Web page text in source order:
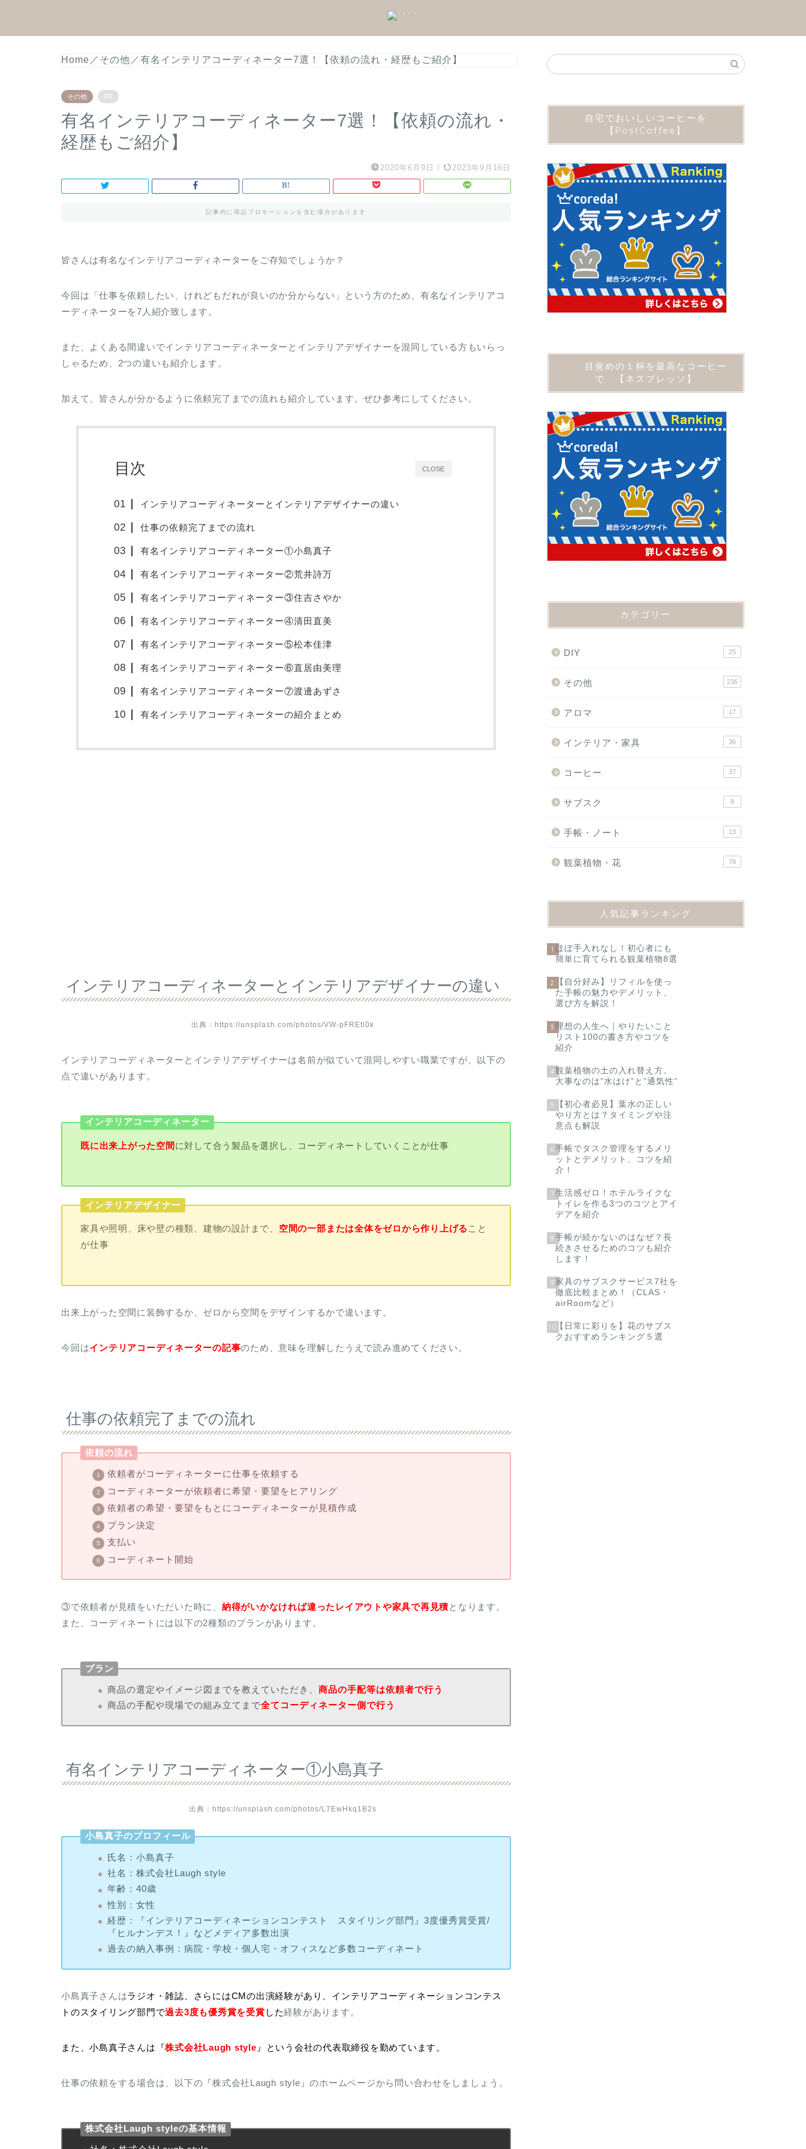
Home ／ その他 ／有名インテリアコーディネーター7選！【依頼の流れ・経歴もご紹介】
その他 PR
有名インテリアコーディネーター7選！【依頼の流れ・
経歴もご紹介】
2020年6月9日 / 2023年9月16日
記事内に商品プロモーションを含む場合があります
皆さんは有名なインテリアコーディネーターをご存知でしょうか？
今回は「仕事を依頼したい、けれどもだれが良いのか分からない」という方のため、有名なインテリアコ
ーディネーターを7人紹介致します。
また、よくある間違いでインテリアコーディネーターとインテリアデザイナーを混同している方もいらっ
しゃるため、2つの違いも紹介します。
加えて、皆さんが分かるように依頼完了までの流れも紹介しています。ぜひ参考にしてください。
CLOSE
目次
インテリアコーディネーターとインテリアデザイナーの違い
仕事の依頼完了までの流れ
有名インテリアコーディネーター①小島真子
有名インテリアコーディネーター②荒井詩万
有名インテリアコーディネーター③住吉さやか
有名インテリアコーディネーター④清田直美
有名インテリアコーディネーター⑤松本佳津
有名インテリアコーディネーター⑥直居由美理
有名インテリアコーディネーター⑦渡邊あずさ
有名インテリアコーディネーターの紹介まとめ
インテリアコーディネーターとインテリアデザイナーの違い
出典：https://unsplash.com/photos/VW-pFREtl0k
インテリアコーディネーターとインテリアデザイナーは名前が似ていて混同しやすい職業ですが、以下の
点で違いがあります。
インテリアコーディネーター
既に出来上がった空間 に対して合う製品を選択し、コーディネートしていくことが仕事
インテリアデザイナー
家具や照明、床や壁の種類、建物の設計まで、 空間の一部または全体をゼロから作り上げる こと
が仕事
出来上がった空間に装飾するか、ゼロから空間をデザインするかで違います。
今回はインテリアコーディネーターの記事のため、意味を理解したうえで読み進めてください。
仕事の依頼完了までの流れ
依頼の流れ
依頼者がコーディネーターに仕事を依頼する
コーディネーターが依頼者に希望・要望をヒアリング
依頼者の希望・要望をもとにコーディネーターが見積作成
プラン決定
支払い
コーディネート開始
③で依頼者が見積をいただいた時に、 納得がいかなければ違ったレイアウトや家具で再見積となります。
また、コーディネートには以下の2種類のプランがあります。
プラン
商品の選定やイメージ図までを教えていただき、 商品の手配等は依頼者で行う
商品の手配や現場での組み立てまで全てコーディネーター側で行う
有名インテリアコーディネーター①小島真子
出典：https://unsplash.com/photos/L7EwHkq1B2s
小島真子のプロフィール
氏名：小島真子
社名：株式会社Laugh style
年齢：40歳
性別：女性
経歴：『インテリアコーディネーションコンテスト スタイリング部門』3度優秀賞受賞/
『ヒルナンデス！』などメディア多数出演
過去の納入事例：病院・学校・個人宅・オフィスなど多数コーディネート
小島真子さんはラジオ・雑誌、さらにはCMの出演経験があり、 インテリアコーディネーションコンテス
トのスタイリング部門で過去3度も優秀賞を受賞 した経験があります。
また、小島真子さんは『株式会社Laugh style 』という会社の代表取締役を勤めています。
仕事の依頼をする場合は、以下の『株式会社Laugh style』のホームページから問い合わせをしましょう。
株式会社Laugh styleの基本情報
自宅でおいしいコーヒーを
【PostCoffee】
目覚めの１杯を最高なコーヒー
で 【ネスプレッソ】
カテゴリー
DIY 25
その他 236
アロマ 17
インテリア・家具 36
コーヒー 37
サブスク 9
手帳・ノート 13
観葉植物・花 78
人気記事ランキング
1 ほぼ手入れなし！初心者にも
簡単に育てられる観葉植物8選
2
【自分好み】リフィルを使っ
た手帳の魅力やデメリット、
選び方を解説！
3理想の人生へ｜やりたいこと
リスト100の書き方やコツを
紹介
4観葉植物の土の入れ替え方。
大事なのは”水はけ”と”通気性”
5
【初心者必見】葉水の正しい
やり方とは？タイミングや注
意点も解説
6手帳でタスク管理をするメリ
ットとデメリット、コツを紹
介！
7生活感ゼロ！ホテルライクな
トイレを作る3つのコツとアイ
デアを紹介
8手帳が続かないのはなぜ？長
続きさせるためのコツも紹介
します！
9家具のサブスクサービス7社を
徹底比較まとめ！（CLAS・
airRoomなど）
10【日常に彩りを】花のサブス
クおすすめランキング５選